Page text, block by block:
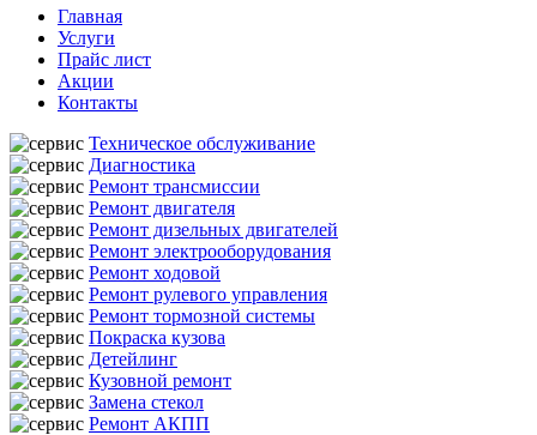
Главная
Услуги
Прайс лист
Акции
Контакты
Техническое обслуживание
Диагностика
Ремонт трансмиссии
Ремонт двигателя
Ремонт дизельных двигателей
Ремонт электрооборудования
Ремонт ходовой
Ремонт рулевого управления
Ремонт тормозной системы
Покраска кузова
Детейлинг
Кузовной ремонт
Замена стекол
Ремонт АКПП